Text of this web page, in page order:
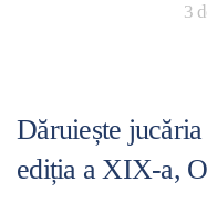
3
Dăruiește
ediția a XIX-a,